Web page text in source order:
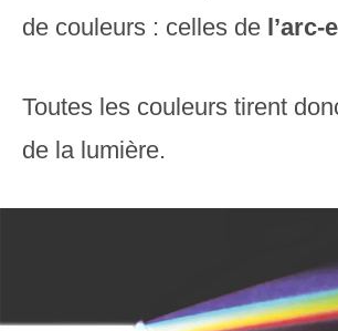
de couleurs : celles de l’arc-
Toutes les couleurs tirent
de la lumière.